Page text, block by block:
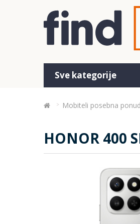
Sve kategorije
Mobiteli posebna
HONOR 400